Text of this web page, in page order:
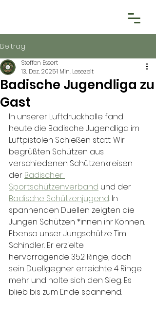
Beitrag
Badische Jugendliga zu
Gast
Steffen Essert
13. Dez. 20251 Min. Lesezeit
In unserer Luftdruckhalle fand
heute die Badische Jugendliga im
Luftpistolen Schießen statt. Wir
begrüßten Schützen aus
verschiedenen Schützenkreisen
der Badischer
Sportschützenverband und der
Badische Schützenjugend. In
spannenden Duellen zeigten die
Jungen Schützen *innen ihr Können.
Ebenso unser Jungschütze Tim
Schindler. Er erzielte
hervorragende 352 Ringe, doch
sein Duellgegner erreichte 4 Ringe
mehr und holte sich den Sieg. Es
blieb bis zum Ende spannend.